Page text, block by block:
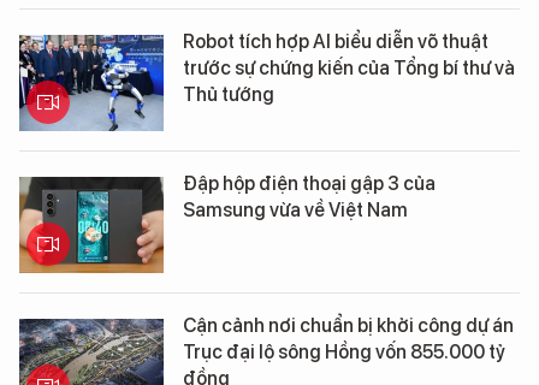
Robot tích hợp AI biểu diễn võ thuật
trước sự chứng kiến của Tổng bí thư và
Thủ tướng
Đập hộp điện thoại gập 3 của
Samsung vừa về Việt Nam
Cận cảnh nơi chuẩn bị khởi công dự án
Trục đại lộ sông Hồng vốn 855.000 tỷ
đồng